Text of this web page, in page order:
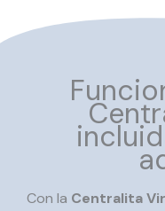
Con la Centralita